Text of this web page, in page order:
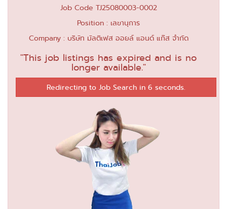
For Employers
Job Code TJ25080003-0002
Position : เลขานุการ
Company : บริษัท มัลติเฟส ออยล์ แอนด์ แก๊ส จำกัด
"This job listings has expired and is no
longer available."
Redirecting to Job Search in 6 seconds.